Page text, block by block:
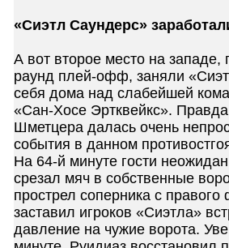
«Сиэтл Саундерс»
А вот второе место на
раунд плей-офф, заняли
себя дома над слабейшей
«Сан-Хосе Эртквейкс».
Шметцера далась очень
события в данном
На 64-й минуте гости
срезал мяч в собственные
прострел соперника с
заставил игроков «Сиэтла»
давление на чужие ворота.